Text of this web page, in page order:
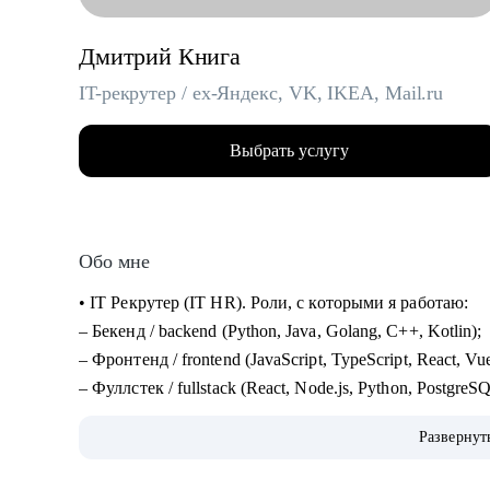
Дмитрий Книга
IT-рекрутер / ex-Яндекс, VK, IKEA, Mail.ru
Выбрать услугу
Обо мне
• IT Рекрутер (IT HR). Роли, с которыми я работаю:
– Бекенд / backend (Python, Java, Golang, C++, Kotlin);
– Фронтенд / frontend (JavaScript, TypeScript, React,
– Фуллстек / fullstack (React, Node.js, Python,
– QA / Тестирование (Manual и Automation: Java,